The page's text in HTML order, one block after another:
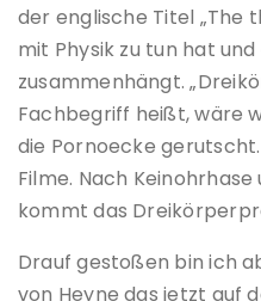
der englische Titel „The
mit Physik zu tun hat
zusammenhängt.
Fachbegriff heißt, wäre
die Pornoecke
Filme. Nach
kommt das
Drauf gestoßen bin ich
von Heyne das jetzt auf